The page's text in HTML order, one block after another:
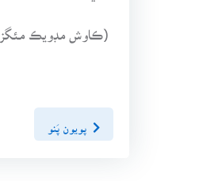
(ڪاوش مڊويڪ مئگزين، 10 جون
پويون پَنو